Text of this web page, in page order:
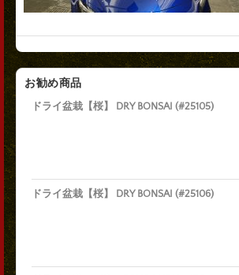
お勧め商品
ドライ盆栽【桜】 DRY BONSAI (#25105)
ドライ盆栽【桜】 DRY BONSAI (#25106)